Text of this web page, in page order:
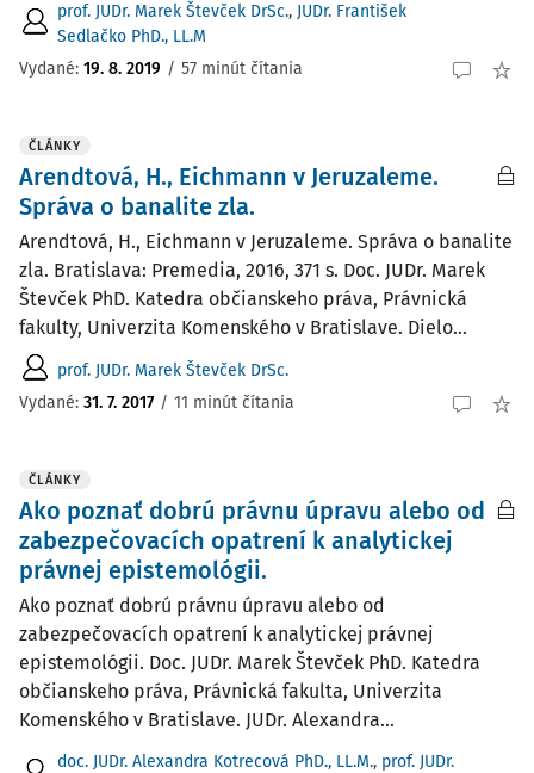
prof. JUDr. Marek Števček DrSc., JUDr. František
Sedlačko PhD., LL.M
Vydané: 19. 8. 2019 / 57 minút čítania
ČLÁNKY
Arendtová, H., Eichmann v Jeruzaleme.
Správa o banalite zla.
Arendtová, H., Eichmann v Jeruzaleme. Správa o banalite
zla. Bratislava: Premedia, 2016, 371 s. Doc. JUDr. Marek
Števček PhD. Katedra občianskeho práva, Právnická
fakulty, Univerzita Komenského v Bratislave. Dielo...
prof. JUDr. Marek Števček DrSc.
Vydané: 31. 7. 2017 / 11 minút čítania
ČLÁNKY
Ako poznať dobrú právnu úpravu alebo od
zabezpečovacích opatrení k analytickej
právnej epistemológii.
Ako poznať dobrú právnu úpravu alebo od
zabezpečovacích opatrení k analytickej právnej
epistemológii. Doc. JUDr. Marek Števček PhD. Katedra
občianskeho práva, Právnická fakulta, Univerzita
Komenského v Bratislave. JUDr. Alexandra...
doc. JUDr. Alexandra Kotrecová PhD., LL.M., prof. JUDr.